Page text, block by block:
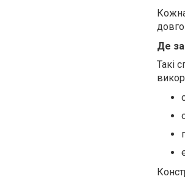
Де
Такі